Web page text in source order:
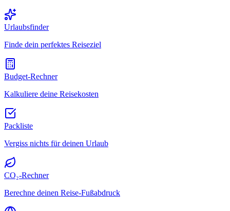
Urlaubsfinder
Finde dein perfektes Reiseziel
Budget-Rechner
Kalkuliere deine Reisekosten
Packliste
Vergiss nichts für deinen Urlaub
CO₂-Rechner
Berechne deinen Reise-Fußabdruck